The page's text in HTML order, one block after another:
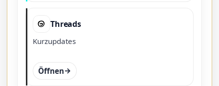
Threads
Kurzupdates
Öffnen